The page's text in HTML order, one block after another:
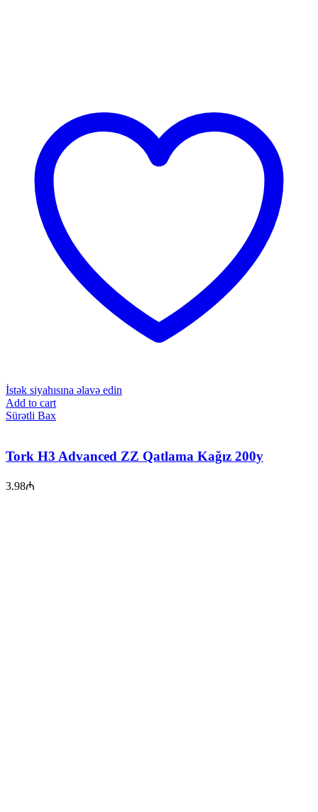
İstək siyahısına əlavə edin
Add to cart
Sürətli Bax
Tork H3 Advanced ZZ Qatlama Kağız 200y
3.98₼